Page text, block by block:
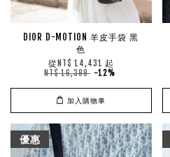
DIOR D-MOTION 羊皮手袋 黑
色
從 NT$ 14,431 起
NT$ 16,399 -12%
加入購物車
優惠